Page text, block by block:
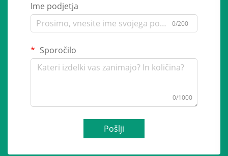
Ime podjetja
0/200
Sporočilo
0/1000
Pošlji